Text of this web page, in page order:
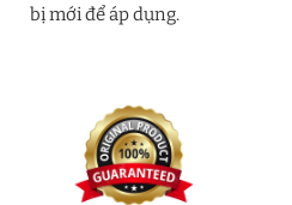
bị mới để áp dụng.